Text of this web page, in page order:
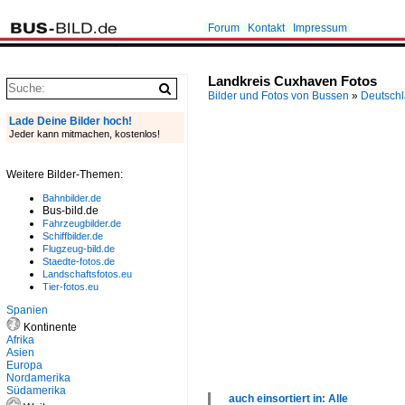
Forum Kontakt Impressum
Landkreis Cuxhaven Fotos
Bilder und Fotos von Bussen »
auch einsortiert in: Alle
Lade Deine Bilder hoch!
Jeder kann mitmachen, kostenlos!
Weitere Bilder-Themen:
Bahnbilder.de
Bus-bild.de
Fahrzeugbilder.de
Schiffbilder.de
Flugzeug-bild.de
Staedte-fotos.de
Landschaftsfotos.eu
Tier-fotos.eu
Spanien
Kontinente
Afrika
Asien
Europa
Nordamerika
Südamerika